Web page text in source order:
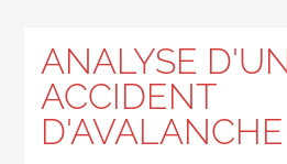
ANALYSE
ACCIDENT